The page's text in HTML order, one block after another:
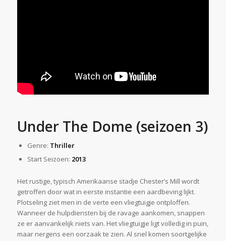
Under The Dome (seizoen 3)
Genre: Thriller
Start Seizoen: 2013
Het rustige, typisch Amerikaanse stadje Chester’s Mill wordt
getroffen door wat in eerste instantie een aardbeving lijkt.
Plotseling ziet men in de verte een vliegtuigje ontploffen.
Wanneer de hulpdiensten bij de ravage aankomen, snappen
ze er aanvankelijk niets van. Het vliegtuigje ligt volledig in puin,
maar nergens een oorzaak te zien. Al snel komen soortgelijke